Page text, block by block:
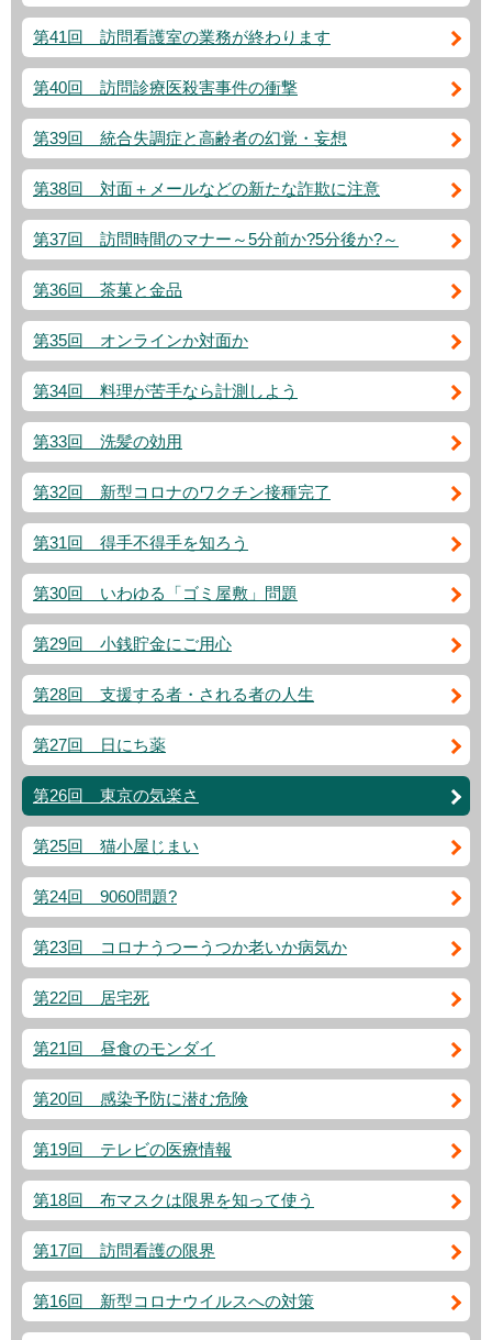
第41回 訪問看護室の業務が終わります
第40回 訪問診療医殺害事件の衝撃
第39回 統合失調症と高齢者の幻覚・妄想
第38回 対面＋メールなどの新たな詐欺に注意
第37回 訪問時間のマナー～5分前か?5分後か?～
第36回 茶菓と金品
第35回 オンラインか対面か
第34回 料理が苦手なら計測しよう
第33回 洗髪の効用
第32回 新型コロナのワクチン接種完了
第31回 得手不得手を知ろう
第30回 いわゆる「ゴミ屋敷」問題
第29回 小銭貯金にご用心
第28回 支援する者・される者の人生
第27回 日にち薬
第26回 東京の気楽さ
第25回 猫小屋じまい
第24回 9060問題?
第23回 コロナうつーうつか老いか病気か
第22回 居宅死
第21回 昼食のモンダイ
第20回 感染予防に潜む危険
第19回 テレビの医療情報
第18回 布マスクは限界を知って使う
第17回 訪問看護の限界
第16回 新型コロナウイルスへの対策